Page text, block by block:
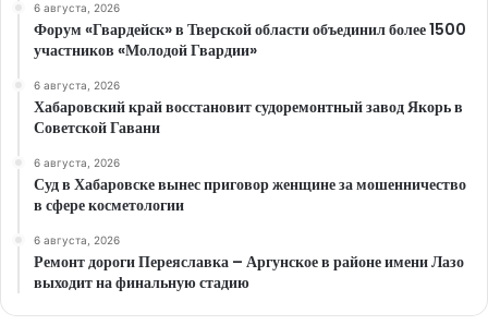
6 августа, 2026
Форум «Гвардейск» в Тверской области объединил более 1500
участников «Молодой Гвардии»
6 августа, 2026
Хабаровский край восстановит судоремонтный завод Якорь в
Советской Гавани
6 августа, 2026
Суд в Хабаровске вынес приговор женщине за мошенничество
в сфере косметологии
6 августа, 2026
Ремонт дороги Переяславка – Аргунское в районе имени Лазо
выходит на финальную стадию